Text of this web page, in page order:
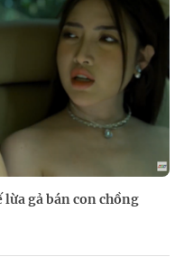
lừa gả bán con chồng